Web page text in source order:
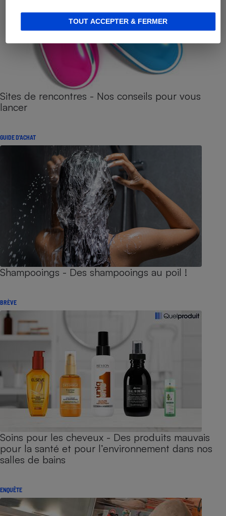
TOUT ACCEPTER & FERMER
Sites de rencontres - Nos conseils pour vous
lancer
GUIDE D'ACHAT
Shampooings - Des shampooings au poil !
BRÈVE
Soins pour les cheveux - Des produits mauvais
pour la santé et pour l’environnement dans nos
salles de bains
ENQUÊTE